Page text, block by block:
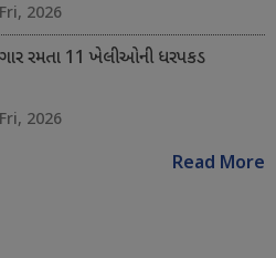
2026
રમતા 11 ખેલીઓની ધરપકડ
2026
Read More